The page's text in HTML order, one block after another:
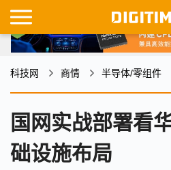
科技网 商情 半导体/零组件
国网实战部署看
础设施布局